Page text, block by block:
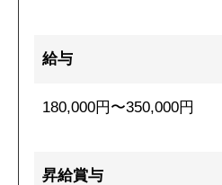
給与
180,000円〜350,000円
昇給賞与